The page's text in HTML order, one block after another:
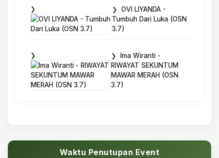
OVI LIYANDA -
Tumbuh Dari Luka (OSN
3.7)
Ima Wiranti -
RIWAYAT SEKUNTUM
MAWAR MERAH (OSN
3.7)
Waktu Penutupan Event